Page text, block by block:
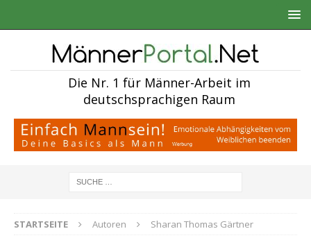
Die Nr. 1 für Männer-Arbeit im
deutschsprachigen Raum
STARTSEITE Autoren Sharan Thomas Gärtner